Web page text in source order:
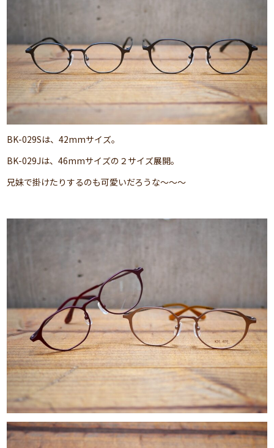
BK-029Sは、42mmサイズ。
BK-029Jは、46mmサイズの２サイズ展開。
兄妹で掛けたりするのも可愛いだろうな～～～